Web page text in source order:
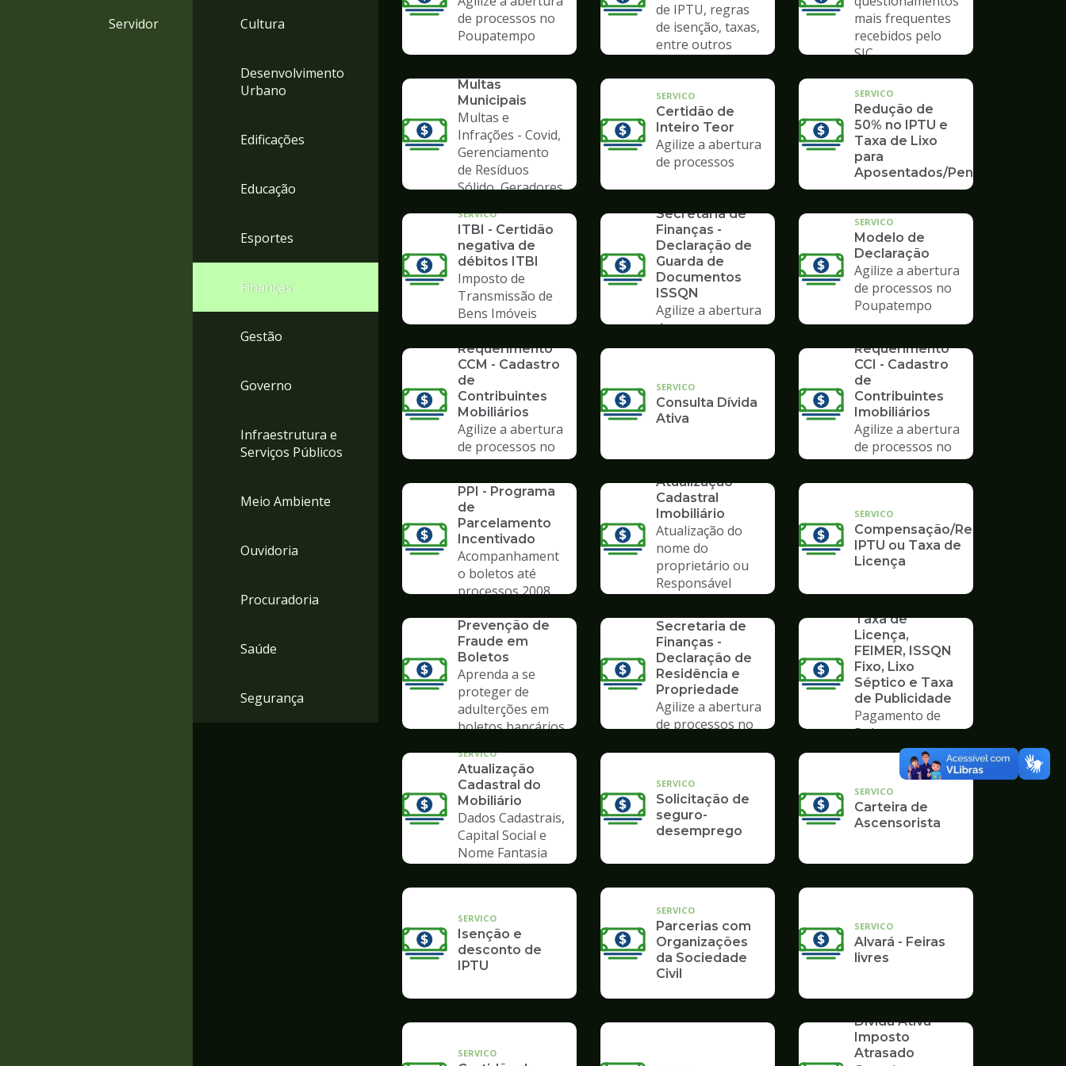
Servidor Cultura
Desenvolvimento
Urbano
Edificações
Educação
Esportes
Finanças
Gestão
Governo
Infraestrutura e
Serviços Públicos
Meio Ambiente
Ouvidoria
Procuradoria
Saúde
Segurança
de processos no
Poupatempo
de IPTU, regras
de isenção, taxas,
entre outros
mais frequentes
recebidos pelo
SIC
SERVICO
Multas
Municipais
Multas e
Infrações - Covid,
Gerenciamento
de Resíduos
Sólido, Geradores
SERVICO
Certidão de
Inteiro Teor
Agilize a abertura
de processos
SERVICO
Redução de
50% no IPTU e
Taxa de Lixo
para
Aposentados/Pensionistas
SERVICO
ITBI - Certidão
negativa de
débitos ITBI
Imposto de
Transmissão de
Bens Imóveis
Secretaria de
Finanças -
Declaração de
Guarda de
Documentos
ISSQN
Agilize a abertura
de processos no
Poupatempo
SERVICO
Modelo de
Declaração
Agilize a abertura
de processos no
Poupatempo
Requerimento
CCM - Cadastro
de
Contribuintes
Mobiliários
Agilize a abertura
de processos no
Poupatempo
SERVICO
Consulta Dívida
Ativa
Requerimento
CCI - Cadastro
de
Contribuintes
Imobiliários
Agilize a abertura
de processos no
Poupatempo
PPI - Programa
de
Parcelamento
Incentivado
Acompanhament
o boletos até
processos 2008
Atualização
Cadastral
Imobiliário
Atualização do
nome do
proprietário ou
Responsável
SERVICO
Compensação/Restituição
IPTU ou Taxa de
Licença
Prevenção de
Fraude em
Boletos
Aprenda a se
proteger de
adulterções em
boletos bancários
SERVICO
Secretaria de
Finanças -
Declaração de
Residência e
Propriedade
Agilize a abertura
de processos no
Taxa de
Licença,
FEIMER, ISSQN
Fixo, Lixo
Séptico e Taxa
de Publicidade
Pagamento de
Boleto
SERVICO
Atualização
Cadastral do
Mobiliário
Dados Cadastrais,
Capital Social e
Nome Fantasia
SERVICO
Solicitação de
seguro-
desemprego
SERVICO
Carteira de
Ascensorista
SERVICO
Isenção e
desconto de
IPTU
SERVICO
Parcerias com
Organizações
da Sociedade
Civil
SERVICO
Alvará - Feiras
livres
SERVICO
Dívida Ativa -
Imposto
Atrasado